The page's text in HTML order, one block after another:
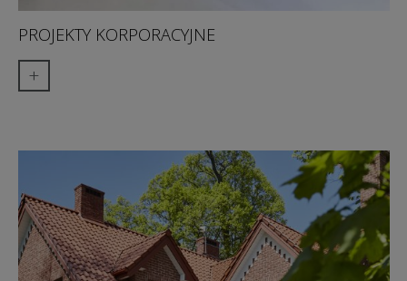
PROJEKTY KORPORACYJNE
+